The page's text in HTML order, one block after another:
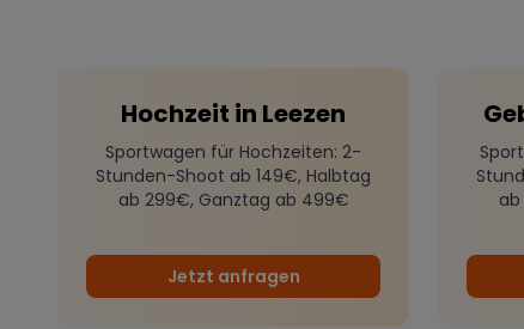
Hochzeit in Leezen
Sportwagen für Hochzeiten: 2-
Stunden-Shoot ab 149€, Halbtag
ab 299€, Ganztag ab 499€
Jetzt anfragen